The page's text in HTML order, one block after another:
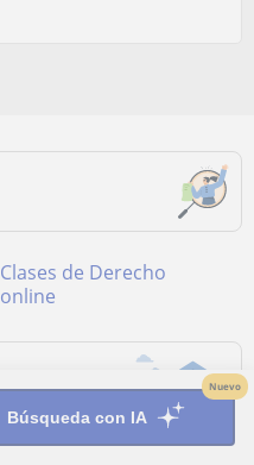
Búsqueda con IA
Nuevo
Clases de Derecho
online